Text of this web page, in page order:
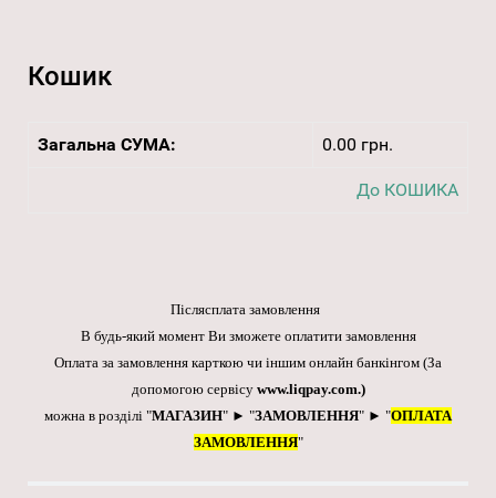
Кошик
Загальна СУМА: 0.00 грн.
До КОШИКА
Післясплата замовлення
В будь-який момент Ви зможете оплатити замовлення
Оплата за замовлення карткою чи іншим онлайн банкінгом (За
допомогою сервісу www.liqpay.com.)
можна в розділі "МАГАЗИН" ► "ЗАМОВЛЕННЯ" ► "ОПЛАТА
ЗАМОВЛЕННЯ"